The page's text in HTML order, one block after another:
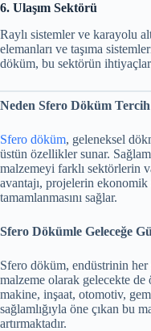
6. Ulaşım Sektörü
Raylı sistemler ve karayolu
elemanları ve taşıma
döküm, bu sektörün
Neden Sfero Döküm
Sfero döküm, geleneksel
üstün özellikler sunar.
malzemeyi farklı sektörlerin
avantajı, projelerin
tamamlanmasını sağlar.
Sfero Dökümle Geleceğe
Sfero döküm, endüstrinin
malzeme olarak gelecekte
makine, inşaat, otomotiv,
sağlamlığıyla öne çıkan bu
artırmaktadır.